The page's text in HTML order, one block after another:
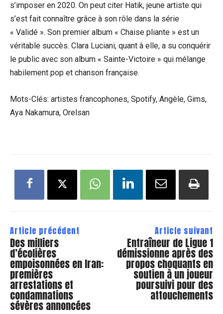
s’imposer en 2020. On peut citer Hatik, jeune artiste qui
s’est fait connaître grâce à son rôle dans la série
« Validé ». Son premier album « Chaise pliante » est un
véritable succès. Clara Luciani, quant à elle, a su conquérir
le public avec son album « Sainte-Victoire » qui mélange
habilement pop et chanson française.
Mots-Clés: artistes francophones, Spotify, Angèle, Gims,
Aya Nakamura, Orelsan
Article précédent
Des milliers
d’écolières
empoisonnées en Iran:
premières
arrestations et
condamnations
sévères annoncées
Article suivant
Entraîneur de Ligue 1
démissionne après des
propos choquants en
soutien à un joueur
poursuivi pour des
attouchements